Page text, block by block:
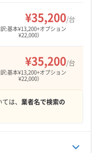
揖斐郡揖斐川町¥35,200/台
訳:基本¥13,200+オプション
¥22,000）
¥35,200/台
訳:基本¥13,200+オプション
¥22,000）
は、 業者名で検索の